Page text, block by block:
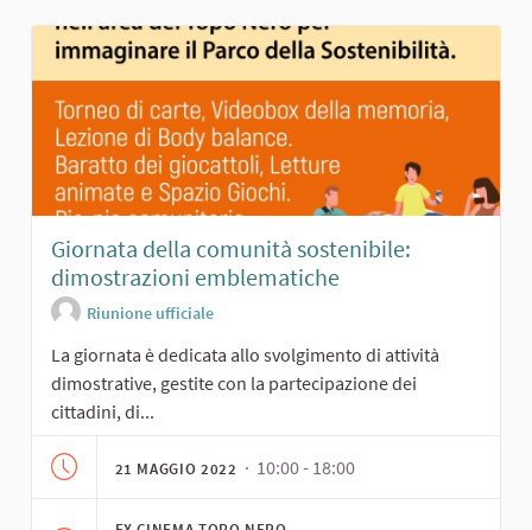
Giornata della comunità sostenibile:
dimostrazioni emblematiche
Riunione ufficiale
La giornata è dedicata allo svolgimento di attività
dimostrative, gestite con la partecipazione dei
cittadini, di...
21 MAGGIO 2022 · 10:00 - 18:00